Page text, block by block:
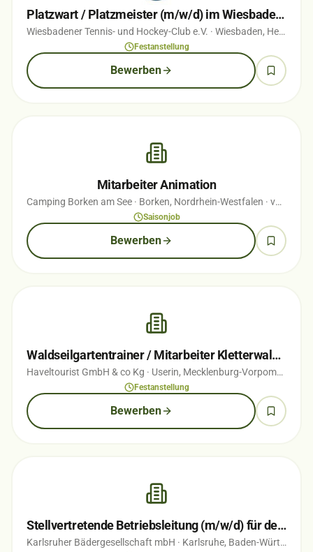
Platzwart / Platzmeister (m/w/d) im Wiesbadener Nerotal
Wiesbadener Tennis- und Hockey-Club e.V. · Wiesbaden, Hessen
Festanstellung
Bewerben
Mitarbeiter Animation
Camping Borken am See · Borken, Nordrhein-Westfalen · vor 1 Monaten
Saisonjob
Bewerben
Waldseilgartentrainer / Mitarbeiter Kletterwald (m/w/d)
Haveltourist GmbH & co Kg · Userin, Mecklenburg-Vorpommern
Festanstellung
Bewerben
Stellvertretende Betriebsleitung (m/w/d) für den Campingplatz Durlach
Karlsruher Bädergesellschaft mbH · Karlsruhe, Baden-Württemberg